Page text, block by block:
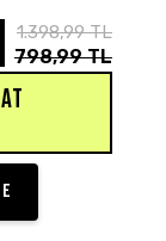
1.398,99 TL
798,99 TL